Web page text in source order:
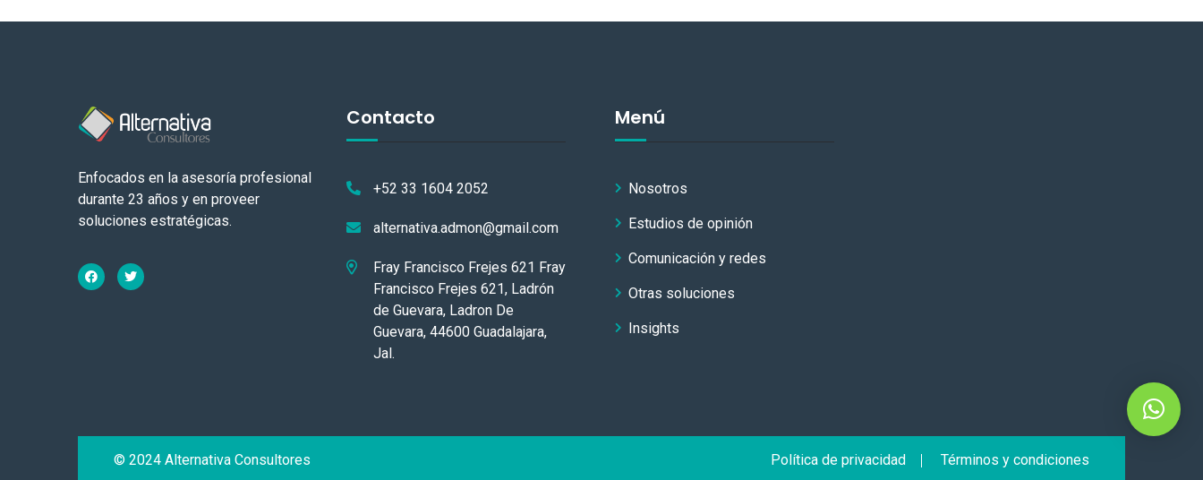
Enfocados en la asesoría profesional
durante 23 años y en proveer
soluciones estratégicas.
Contacto
+52 33 1604 2052
alternativa.admon@gmail.com
Fray Francisco Frejes 621 Fray
Francisco Frejes 621, Ladrón
de Guevara, Ladron De
Guevara, 44600 Guadalajara,
Jal.
Menú
Nosotros
Estudios de opinión
Comunicación y redes
Otras soluciones
Insights
© 2024 Alternativa Consultores Política de privacidad Términos y condiciones